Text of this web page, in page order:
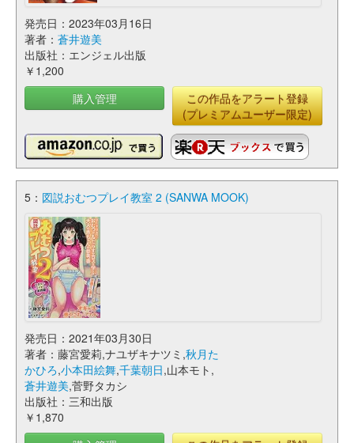
発売日：2023年03月16日
著者： 蒼井遊美
出版社：エンジェル出版
￥1,200
購入管理
この作品をアラート登録
(プレミアムユーザー限定)
5： 図説おむつプレイ教室 2 (SANWA MOOK)
発売日：2021年03月30日
著者：藤宮愛莉,ナユザキナツミ,秋月た
かひろ,小本田絵舞,千葉朝日,山本モト,
蒼井遊美,菅野タカシ
出版社：三和出版
￥1,870